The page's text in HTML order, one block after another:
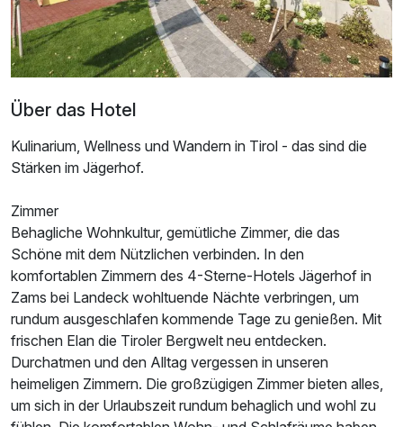
Ausstattung
Für 8 Tage p.P. ab1.039,00 €
Familienzimmer
2 Erwachsene und 2 Kinder
Über das Hotel
Kulinarium, Wellness und Wandern in Tirol - das sind die
Stärken im Jägerhof.
Zimmer
Behagliche Wohnkultur, gemütliche Zimmer, die das
Schöne mit dem Nützlichen verbinden. In den
komfortablen Zimmern des 4-Sterne-Hotels Jägerhof in
Zams bei Landeck wohltuende Nächte verbringen, um
rundum ausgeschlafen kommende Tage zu genießen. Mit
frischen Elan die Tiroler Bergwelt neu entdecken.
Durchatmen und den Alltag vergessen in unseren
heimeligen Zimmern. Die großzügigen Zimmer bieten alles,
um sich in der Urlaubszeit rundum behaglich und wohl zu